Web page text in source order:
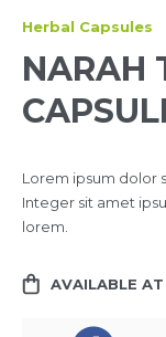
Herbal Capsules
NARAH
Lorem ipsum dolor
Integer sit amet
lorem.
AVAILABLE AT